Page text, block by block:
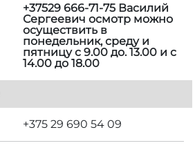
+37529 666-71-75 Василий
Сергеевич осмотр можно
осуществить в
понедельник, среду и
пятницу с 9.00 до. 13.00 и с
14.00 до 18.00
+375 29 690 54 09